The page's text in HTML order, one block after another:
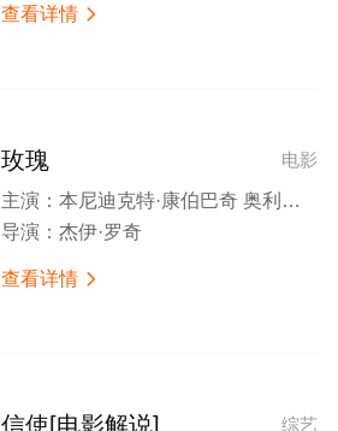
查看详情 
电影
玫瑰
主演： 本尼迪克特·康伯巴奇 奥利维娅·科尔曼 安迪·萨姆伯格 凯特·麦克金农 艾莉森·詹尼 贝琳达·布罗米洛 苏妮特·玛尼 舒提·盖特瓦 詹米·德米特鲁 佐伊·赵 哈拉·芬利 小田部明纮 德莱尼·奎因 艾米莉·皮格福德 Lauren Beacham Wells Rappaport 裘德·科沃德·尼科尔 Ollie Robinson Caroline Partridge Simon Strutt
导演： 杰伊·罗奇
查看详情 
综艺
信使[电影解说]